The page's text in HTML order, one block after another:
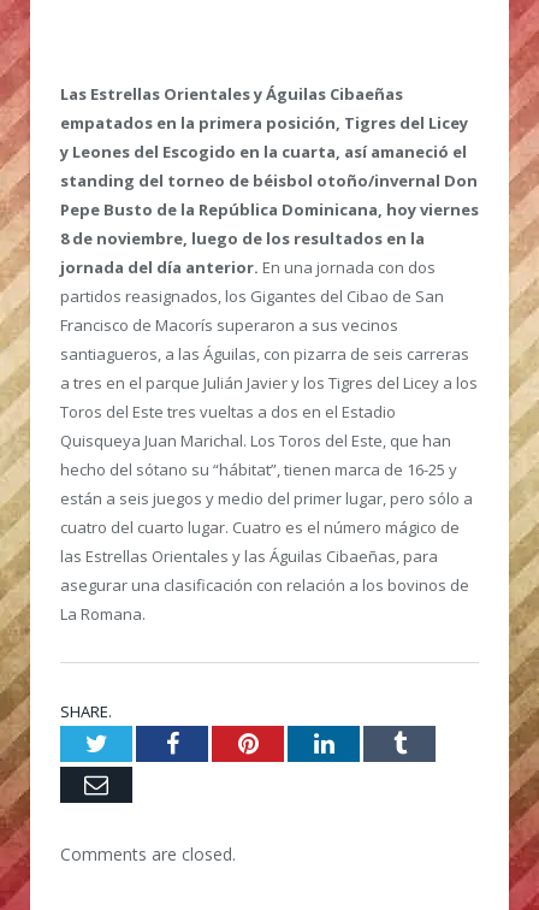
Las Estrellas Orientales y Águilas Cibaeñas
empatados en la primera posición, Tigres del Licey
y Leones del Escogido en la cuarta, así amaneció el
standing del torneo de béisbol otoño/invernal Don
Pepe Busto de la República Dominicana, hoy viernes
8 de noviembre, luego de los resultados en la
jornada del día anterior. En una jornada con dos
partidos reasignados, los Gigantes del Cibao de San
Francisco de Macorís superaron a sus vecinos
santiagueros, a las Águilas, con pizarra de seis carreras
a tres en el parque Julián Javier y los Tigres del Licey a los
Toros del Este tres vueltas a dos en el Estadio
Quisqueya Juan Marichal. Los Toros del Este, que han
hecho del sótano su “hábitat”, tienen marca de 16-25 y
están a seis juegos y medio del primer lugar, pero sólo a
cuatro del cuarto lugar. Cuatro es el número mágico de
las Estrellas Orientales y las Águilas Cibaeñas, para
asegurar una clasificación con relación a los bovinos de
La Romana.
SHARE.
TwitterFacebookPinterestLinkedInTumblr
Email
Comments are closed.